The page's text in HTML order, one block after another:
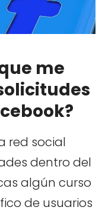
me
red social
dentro del
algún curso
de usuarios